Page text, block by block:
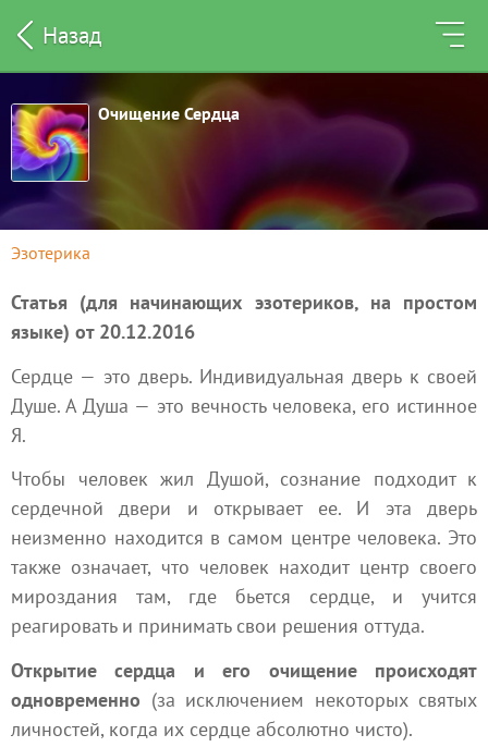
Назад
Очищение Сердца
Эзотерика
Статья (для начинающих эзотериков, на простом
языке) от 20.12.2016
Сердце — это дверь. Индивидуальная дверь к своей
Душе. А Душа — это вечность человека, его истинное
Я.
Чтобы человек жил Душой, сознание подходит к
сердечной двери и открывает ее. И эта дверь
неизменно находится в самом центре человека. Это
также означает, что человек находит центр своего
мироздания там, где бьется сердце, и учится
реагировать и принимать свои решения оттуда.
Открытие сердца и его очищение происходят
одновременно (за исключением некоторых святых
личностей, когда их сердце абсолютно чисто).